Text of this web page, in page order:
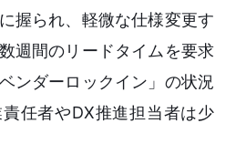
握られ、軽微な仕様変更す
週間のリードタイムを要求
ンダーロックイン」の状況
任者やDX推進担当者は少